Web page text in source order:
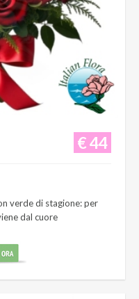
€ 44
verde di stagione: per
dal cuore